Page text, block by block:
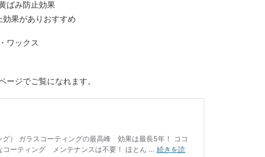
ばみ防止効果
果がありおすすめ
ワックス
ージでご覧になれます。